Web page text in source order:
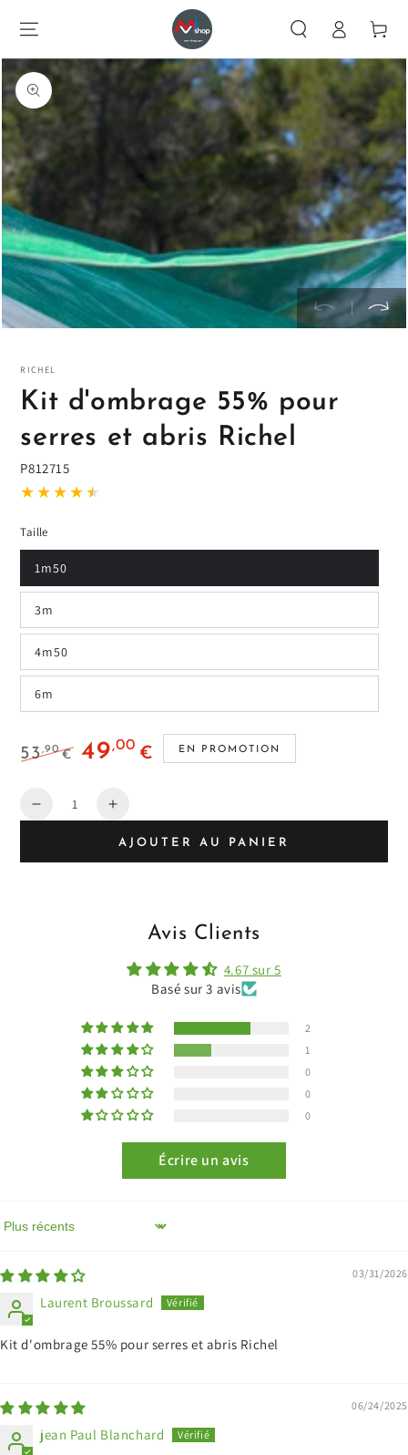
Identification
Chariot
INFORMATIONS
SUR LE PRODUIT
Ouvrir
RICHEL
Kit d'ombrage 55% pour
serres et abris Richel
P812715
Taille
1m50
3m
4m50
6m
habituel
53,90 €
réduction
49,00 € EN PROMOTION
Quantité
Diminuer
Augmenter
quantité
AJOUTER AU PANIER
Avis Clients
4.67 sur 5
Basé sur 3 avis
2
1
0
0
0
Écrire un avis
Sort by
03/31/2026
Laurent Broussard
Kit d'ombrage 55% pour serres et abris Richel
06/24/2025
jean Paul Blanchard